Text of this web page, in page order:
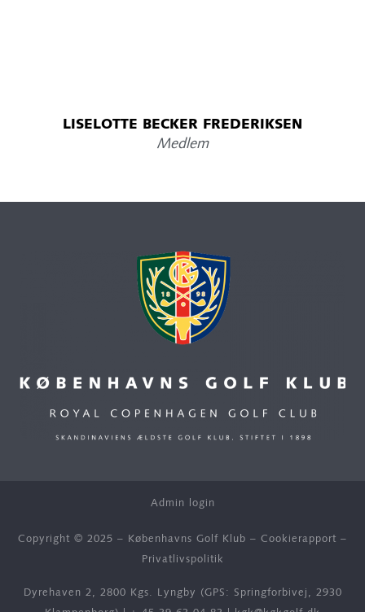
LISELOTTE BECKER FREDERIKSEN
Medlem
Admin login
Copyright © 2025 – Københavns Golf Klub – Cookierapport –
Privatlivspolitik
Dyrehaven 2, 2800 Kgs. Lyngby (GPS: Springforbivej, 2930